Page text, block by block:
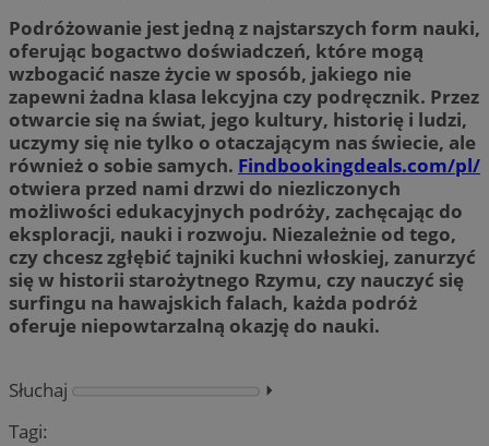
Podróżowanie jest jedną z najstarszych form nauki,
oferując bogactwo doświadczeń, które mogą
wzbogacić nasze życie w sposób, jakiego nie
zapewni żadna klasa lekcyjna czy podręcznik. Przez
otwarcie się na świat, jego kultury, historię i ludzi,
uczymy się nie tylko o otaczającym nas świecie, ale
również o sobie samych. Findbookingdeals.com/pl/
otwiera przed nami drzwi do niezliczonych
możliwości edukacyjnych podróży, zachęcając do
eksploracji, nauki i rozwoju. Niezależnie od tego,
czy chcesz zgłębić tajniki kuchni włoskiej, zanurzyć
się w historii starożytnego Rzymu, czy nauczyć się
surfingu na hawajskich falach, każda podróż
oferuje niepowtarzalną okazję do nauki.
Słuchaj
⏵︎
Tagi: